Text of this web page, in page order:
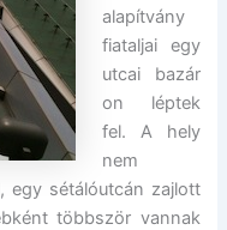
alapítvány
fiataljai egy
utcai bazár
on léptek
fel. A hely
nem
egy sétálóutcán zajlott
többször vannak